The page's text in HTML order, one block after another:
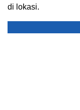
di lokasi.